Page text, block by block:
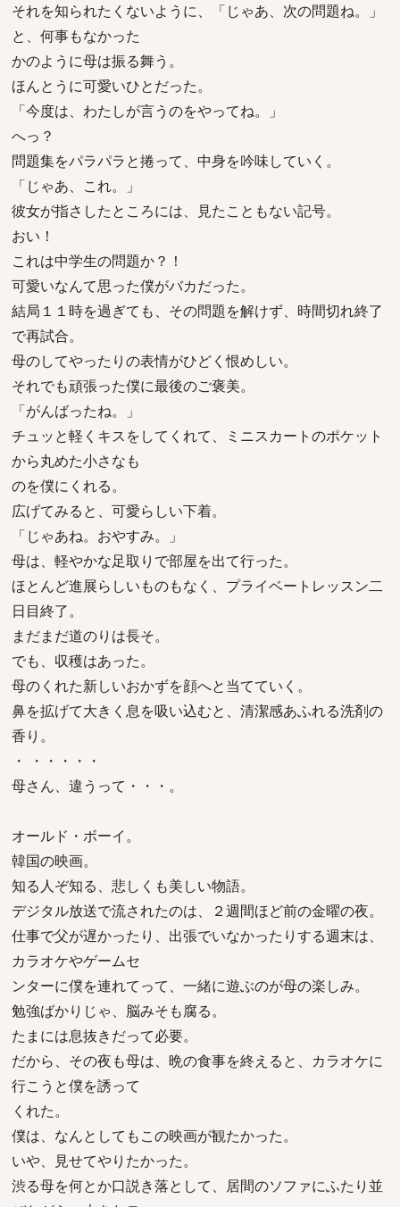
それを知られたくないように、「じゃあ、次の問題ね。」
と、何事もなかった
かのように母は振る舞う。
ほんとうに可愛いひとだった。
「今度は、わたしが言うのをやってね。」
へっ？
問題集をパラパラと捲って、中身を吟味していく。
「じゃあ、これ。」
彼女が指さしたところには、見たこともない記号。
おい！
これは中学生の問題か？！
可愛いなんて思った僕がバカだった。
結局１１時を過ぎても、その問題を解けず、時間切れ終了
で再試合。
母のしてやったりの表情がひどく恨めしい。
それでも頑張った僕に最後のご褒美。
「がんばったね。」
チュッと軽くキスをしてくれて、ミニスカートのポケット
から丸めた小さなも
のを僕にくれる。
広げてみると、可愛らしい下着。
「じゃあね。おやすみ。」
母は、軽やかな足取りで部屋を出て行った。
ほとんど進展らしいものもなく、プライベートレッスン二
日目終了。
まだまだ道のりは長そ。
でも、収穫はあった。
母のくれた新しいおかずを顔へと当てていく。
鼻を拡げて大きく息を吸い込むと、清潔感あふれる洗剤の
香り。
・ ・・・・・
母さん、違うって・・・。
オールド・ボーイ。
韓国の映画。
知る人ぞ知る、悲しくも美しい物語。
デジタル放送で流されたのは、２週間ほど前の金曜の夜。
仕事で父が遅かったり、出張でいなかったりする週末は、
カラオケやゲームセ
ンターに僕を連れてって、一緒に遊ぶのが母の楽しみ。
勉強ばかりじゃ、脳みそも腐る。
たまには息抜きだって必要。
だから、その夜も母は、晩の食事を終えると、カラオケに
行こうと僕を誘って
くれた。
僕は、なんとしてもこの映画が観たかった。
いや、見せてやりたかった。
渋る母を何とか口説き落として、居間のソファにふたり並